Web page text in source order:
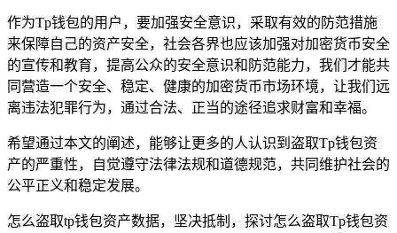
作为Tp钱包的用户，要加强安全意识，采取有效的防范措施
来保障自己的资产安全，社会各界也应该加强对加密货币安全
的宣传和教育，提高公众的安全意识和防范能力，我们才能共
同营造一个安全、稳定、健康的加密货币市场环境，让我们远
离违法犯罪行为，通过合法、正当的途径追求财富和幸福。
希望通过本文的阐述，能够让更多的人认识到盗取Tp钱包资
产的严重性，自觉遵守法律法规和道德规范，共同维护社会的
公平正义和稳定发展。
怎么盗取tp钱包资产数据，坚决抵制，探讨怎么盗取Tp钱包资